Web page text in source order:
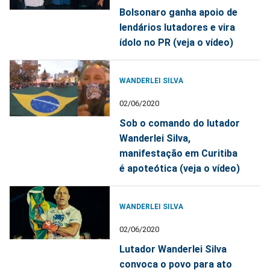
Bolsonaro ganha apoio de
lendários lutadores e vira
ídolo no PR (veja o vídeo)
WANDERLEI SILVA
02/06/2020
Sob o comando do lutador
Wanderlei Silva,
manifestação em Curitiba
é apoteótica (veja o vídeo)
WANDERLEI SILVA
02/06/2020
Lutador Wanderlei Silva
convoca o povo para ato